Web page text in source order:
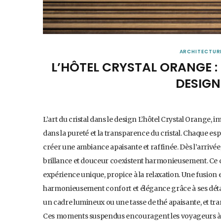
L’HÔTEL CRYSTAL ORANGE
L’art du cristal dans le design L’hôtel Crystal
dans la pureté et la transparence du cristal. Chaque
créer une ambiance apaisante et raffinée. Dès
brillance et douceur coexistent harmonieusement.
expérience unique, propice à la relaxation. Une
harmonieusement confort et élégance grâce à ses
un cadre lumineux ou une tasse de thé apaisante, et
Ces moments suspendus encouragent les voyageurs